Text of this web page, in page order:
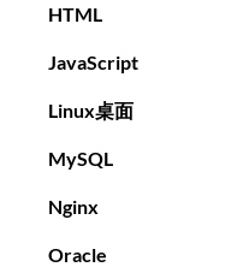
HTML
JavaScript
Linux桌面
MySQL
Nginx
Oracle